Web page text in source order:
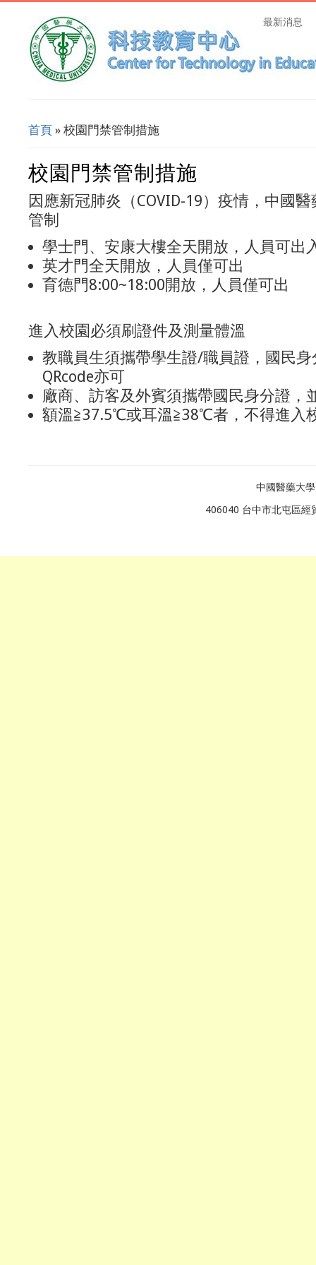
最新消息
您在這裡
首頁 » 校園門禁管制措施
校園門禁管制措施
因應新冠肺炎（COVID-19）疫情，中國
管制
學士門、安康大樓全天開放，人員可出
英才門全天開放，人員僅可出
育德門8:00~18:00開放，人員僅可出
進入校園必須刷證件及測量體溫
教職員生須攜帶學生證/職員證，國民
QRcode亦可
廠商、訪客及外賓須攜帶國民身分證，
額溫≧37.5℃或耳溫≧38℃者，不得進入
中國醫藥大
406040 台中市北屯區